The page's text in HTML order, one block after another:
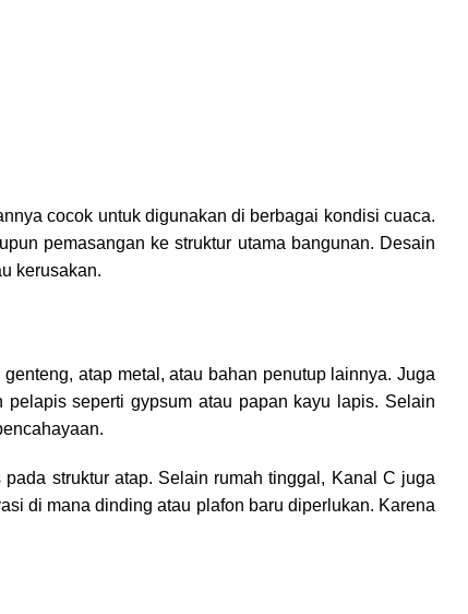
cocok untuk digunakan di berbagai kondisi cuaca.
pemasangan ke struktur utama bangunan. Desain
kerusakan.
atap metal, atau bahan penutup lainnya. Juga
seperti gypsum atau papan kayu lapis. Selain
struktur atap. Selain rumah tinggal, Kanal C juga
di mana dinding atau plafon baru diperlukan. Karena